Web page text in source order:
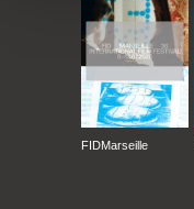
FIDMarseille